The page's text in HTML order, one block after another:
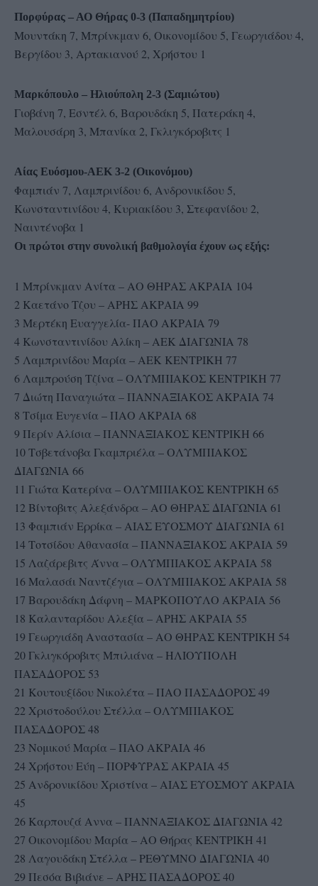
Πορφύρας – ΑΟ Θήρας 0-3 (Παπαδημητρίου)
Μουντάκη 7, Μπρίνκμαν 6, Οικονομίδου 5, Γεωργιάδου 4,
Βεργίδου 3, Αρτακιανού 2, Χρήστου 1
Μαρκόπουλο – Ηλιούπολη 2-3 (Σαμιώτου)
Γιοβάνη 7, Εσντέλ 6, Βαρουδάκη 5, Πατεράκη 4,
Μαλουσάρη 3, Μπανίκα 2, Γκλιγκόροβιτς 1
Αίας Ευόσμου-ΑΕΚ 3-2 (Οικονόμου)
Φαμπιάν 7, Λαμπρινίδου 6, Ανδρονικίδου 5,
Κωνσταντινίδου 4, Κυριακίδου 3, Στεφανίδου 2,
Ναιντένοβα 1
Οι πρώτοι στην συνολική βαθμολογία έχουν ως εξής:
1 Μπρίνκμαν Ανίτα – ΑΟ ΘΗΡΑΣ ΑΚΡΑΙΑ 104
2 Καετάνο Τζου – ΑΡΗΣ ΑΚΡΑΙΑ 99
3 Μερτέκη Ευαγγελία- ΠΑΟ ΑΚΡΑΙΑ 79
4 Κωνσταντινίδου Αλίκη – ΑΕΚ ΔΙΑΓΩΝΙΑ 78
5 Λαμπρινίδου Μαρία – ΑΕΚ ΚΕΝΤΡΙΚΗ 77
6 Λαμπρούση Τζίνα – ΟΛΥΜΠΙΑΚΟΣ ΚΕΝΤΡΙΚΗ 77
7 Διώτη Παναγιώτα – ΠΑΝΝΑΞΙΑΚΟΣ ΑΚΡΑΙΑ 74
8 Τσίμα Ευγενία – ΠΑΟ ΑΚΡΑΙΑ 68
9 Περίν Αλίσια – ΠΑΝΝΑΞΙΑΚΟΣ ΚΕΝΤΡΙΚΗ 66
10 Τσβετάνοβα Γκαμπριέλα – ΟΛΥΜΠΙΑΚΟΣ
ΔΙΑΓΩΝΙΑ 66
11 Γιώτα Κατερίνα – ΟΛΥΜΠΙΑΚΟΣ ΚΕΝΤΡΙΚΗ 65
12 Βίντοβιτς Αλεξάνδρα – ΑΟ ΘΗΡΑΣ ΔΙΑΓΩΝΙΑ 61
13 Φαμπιάν Ερρίκα – ΑΙΑΣ ΕΥΟΣΜΟΥ ΔΙΑΓΩΝΙΑ 61
14 Τοτσίδου Αθανασία – ΠΑΝΝΑΞΙΑΚΟΣ ΑΚΡΑΙΑ 59
15 Λαζάρεβιτς Άννα – ΟΛΥΜΠΙΑΚΟΣ ΑΚΡΑΙΑ 58
16 Μαλασάι Ναντζέγια – ΟΛΥΜΠΙΑΚΟΣ ΑΚΡΑΙΑ 58
17 Βαρουδάκη Δάφνη – ΜΑΡΚΟΠΟΥΛΟ ΑΚΡΑΙΑ 56
18 Καλανταρίδου Αλεξία – ΑΡΗΣ ΑΚΡΑΙΑ 55
19 Γεωργιάδη Αναστασία – ΑΟ ΘΗΡΑΣ ΚΕΝΤΡΙΚΗ 54
20 Γκλιγκόροβιτς Μπιλιάνα – ΗΛΙΟΥΠΟΛΗ
ΠΑΣΑΔΟΡΟΣ 53
21 Κουτουξίδου Νικολέτα – ΠΑΟ ΠΑΣΑΔΟΡΟΣ 49
22 Χριστοδούλου Στέλλα – ΟΛΥΜΠΙΑΚΟΣ
ΠΑΣΑΔΟΡΟΣ 48
23 Νομικού Μαρία – ΠΑΟ ΑΚΡΑΙΑ 46
24 Χρήστου Εύη – ΠΟΡΦΥΡΑΣ ΑΚΡΑΙΑ 45
25 Ανδρονικίδου Χριστίνα – ΑΙΑΣ ΕΥΟΣΜΟΥ ΑΚΡΑΙΑ
45
26 Καρπουζά Αννα – ΠΑΝΝΑΞΙΑΚΟΣ ΔΙΑΓΩΝΙΑ 42
27 Οικονομίδου Μαρία – ΑΟ Θήρας ΚΕΝΤΡΙΚΗ 41
28 Λαγουδάκη Στέλλα – ΡΕΘΥΜΝΟ ΔΙΑΓΩΝΙΑ 40
29 Πεσόα Βιβιάνε – ΑΡΗΣ ΠΑΣΑΔΟΡΟΣ 40